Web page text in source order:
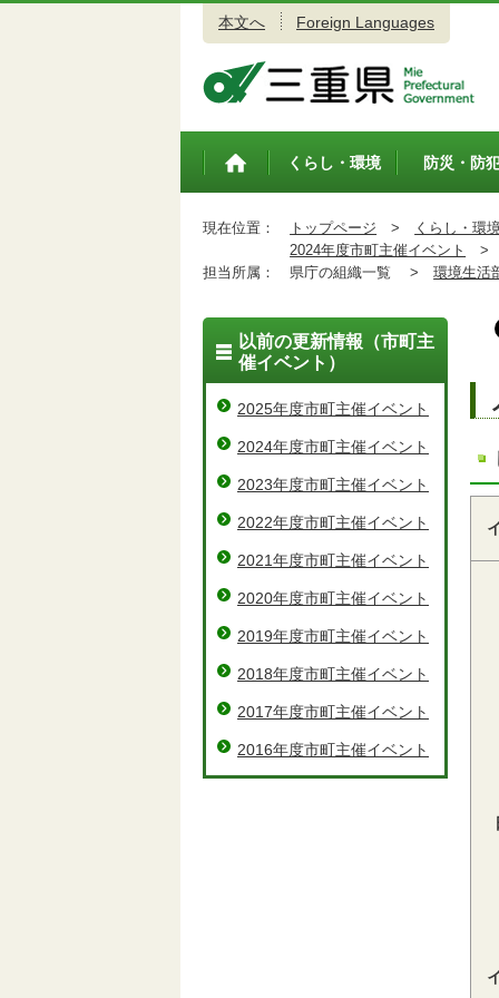
本文へ Foreign Languages
トップペ
くらし・環境 防災・防
現在位置： トップページ >
くらし・環
2024年度市町主催イベント
>
担当所属：
県庁の組織一覧 > 環境生活
以前の更新情報（市町主
催イベント）
2025年度市町主催イベント
2024年度市町主催イベント
2023年度市町主催イベント
2022年度市町主催イベント
2021年度市町主催イベント
2020年度市町主催イベント
2019年度市町主催イベント
2018年度市町主催イベント
2017年度市町主催イベント
2016年度市町主催イベント